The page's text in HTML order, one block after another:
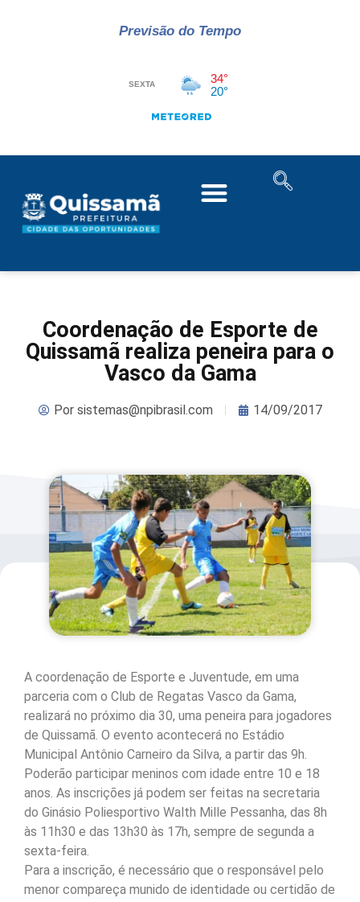
Previsão do Tempo
Coordenação de Esporte de
Quissamã realiza peneira para o
Vasco da Gama
Porsistemas@npibrasil.com 14/09/2017
A coordenação de Esporte e Juventude, em uma
parceria com o Club de Regatas Vasco da Gama,
realizará no próximo dia 30, uma peneira para jogadores
de Quissamã. O evento acontecerá no Estádio
Municipal Antônio Carneiro da Silva, a partir das 9h.
Poderão participar meninos com idade entre 10 e 18
anos. As inscrições já podem ser feitas na secretaria
do Ginásio Poliesportivo Walth Mille Pessanha, das 8h
às 11h30 e das 13h30 às 17h, sempre de segunda a
sexta-feira.
Para a inscrição, é necessário que o responsável pelo
menor compareça munido de identidade ou certidão de